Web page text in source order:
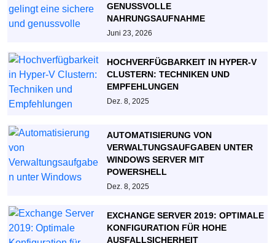
GENUSSVOLLE
NAHRUNGSAUFNAHME
Juni 23, 2026
HOCHVERFÜGBARKEIT IN HYPER-V
CLUSTERN: TECHNIKEN UND
EMPFEHLUNGEN
Dez. 8, 2025
AUTOMATISIERUNG VON
VERWALTUNGSAUFGABEN UNTER
WINDOWS SERVER MIT
POWERSHELL
Dez. 8, 2025
EXCHANGE SERVER 2019: OPTIMALE
KONFIGURATION FÜR HOHE
AUSFALLSICHERHEIT